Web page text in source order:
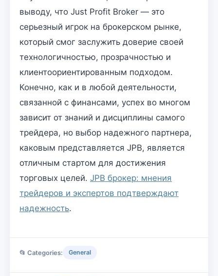
выводу, что Just Profit Broker — это
серьезный игрок на брокерском рынке,
который смог заслужить доверие своей
технологичностью, прозрачностью и
клиентоориентированным подходом.
Конечно, как и в любой деятельности,
связанной с финансами, успех во многом
зависит от знаний и дисциплины самого
трейдера, но выбор надежного партнера,
каковым представляется JPB, является
отличным стартом для достижения
торговых целей. JPB брокер: мнения
трейдеров и экспертов подтверждают
надежность.
📂 Categories: General